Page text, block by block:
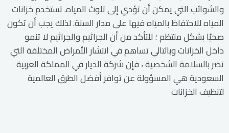
والشوائب التي يمكن أن تؤدي إلى تلوث المياه. تستخدم خزانات
المياه للاحتفاظ بالمياه فيها على مدار السنة. لذلك يجب أن تكون
صحيًا بشكل منتظم ؛ للتأكد من أن الجراثيم والجراثيم لا تنمو
داخل الخزانات وبالتالي تساهم في انتشار الأمراض المختلفة التي
تضر بالسلامة الشخصية ، فإن شركة الديار في المملكة العربية
السعودية هي المسؤولة عن توافر أفضل الطرق العالمية
لتنظيف الخزانات